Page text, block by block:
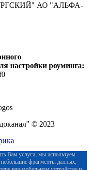
АО "АЛЬФА-
настройки роуминга:
© 2023
Вам услуги, мы используем
фрагменты данных,